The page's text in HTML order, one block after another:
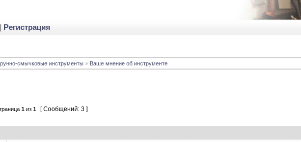
| Регистрация
смычковые инструменты » Ваше мнение об инструменте
1 из 1 [ Сообщений: 3 ]